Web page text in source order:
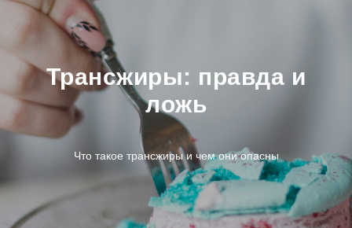
Трансжиры: правда и
ложь
Что такое трансжиры и чем они опасны